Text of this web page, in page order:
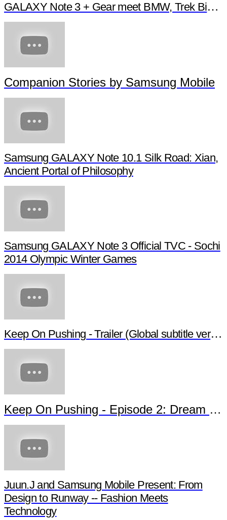
GALAXY Note 3 + Gear meet BMW, Trek Bikes
Companion Stories by Samsung Mobile
Samsung GALAXY Note 10.1 Silk Road: Xian,
Ancient Portal of Philosophy
Samsung GALAXY Note 3 Official TVC - Sochi
2014 Olympic Winter Games
Keep On Pushing - Trailer (Global subtitle
Keep On Pushing - Episode 2: Dream of
Juun.J and Samsung Mobile Present: From
Design to Runway -- Fashion Meets
Technology